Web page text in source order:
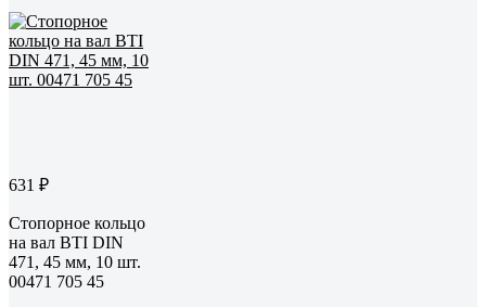
631 ₽
Стопорное кольцо
на вал BTI DIN
471, 45 мм, 10 шт.
00471 705 45